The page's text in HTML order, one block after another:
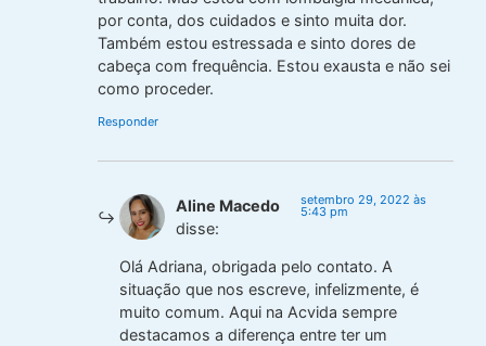
por conta, dos cuidados e sinto muita dor.
Também estou estressada e sinto dores de
cabeça com frequência. Estou exausta e não sei
como proceder.
Responder
Aline Macedo
disse:
setembro 29, 2022 às
5:43 pm
Olá Adriana, obrigada pelo contato. A
situação que nos escreve, infelizmente, é
muito comum. Aqui na Acvida sempre
destacamos a diferença entre ter um